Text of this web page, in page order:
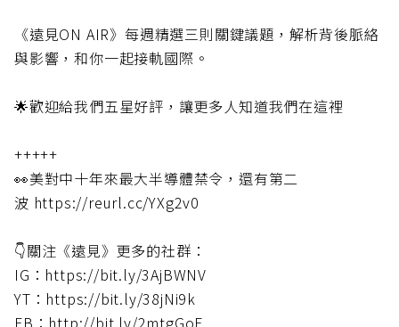
《遠見ON AIR》每週精選三則關鍵議題，解析背後脈絡
與影響，和你一起接軌國際。
🌟歡迎給我們五星好評，讓更多人知道我們在這裡
+++++
👀美對中十年來最大半導體禁令，還有第二
波 https://reurl.cc/YXg2v0
👇關注《遠見》更多的社群：
IG：https://bit.ly/3AjBWNV
YT：https://bit.ly/38jNi9k
FB：http://bit.ly/2mtgGoE